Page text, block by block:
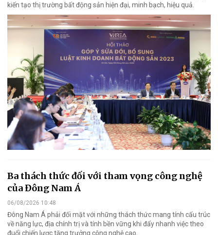
kiến tạo thị trường bất động sản hiện đại, minh bạch, hiệu quả.
Ba thách thức đối với tham vọng công nghệ
của Đông Nam Á
06/08/2026 10:48
Đông Nam Á phải đối mặt với những thách thức mang tính cấu trúc
về năng lực, địa chính trị và tính bền vững khi đẩy nhanh việc theo
đuổi chiến lược tăng trưởng công nghệ cao.